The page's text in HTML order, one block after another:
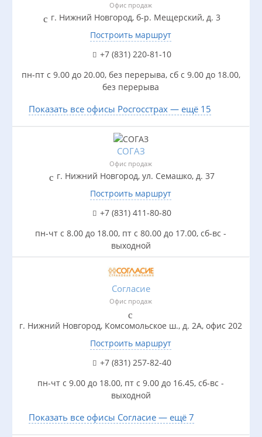
Офис продаж
г. Нижний Новгород, б-р. Мещерский, д. 3
Построить маршрут
+7 (831) 220-81-10
пн-пт с 9.00 до 20.00, без перерыва, сб с 9.00 до 18.00,
без перерыва
Показать все офисы Росгосстрах — ещё 15
СОГАЗ
Офис продаж
г. Нижний Новгород, ул. Семашко, д. 37
Построить маршрут
+7 (831) 411-80-80
пн-чт с 8.00 до 18.00, пт c 80.00 до 17.00, сб-вс -
выходной
Согласие
Офис продаж
г. Нижний Новгород, Комсомольское ш., д. 2А, офис 202
Построить маршрут
+7 (831) 257-82-40
пн-чт с 9.00 до 18.00, пт с 9.00 до 16.45, сб-вс -
выходной
Показать все офисы Согласие — ещё 7